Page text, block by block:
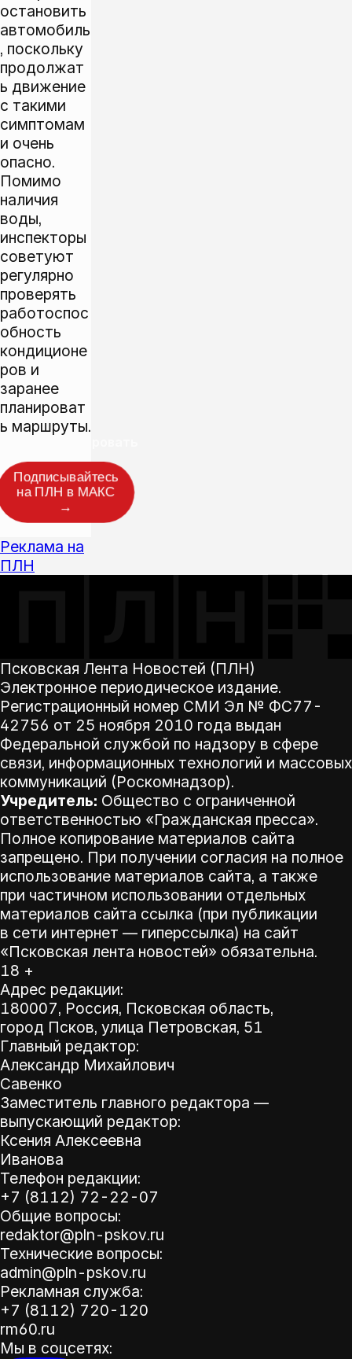
остановить
автомобиль
, поскольку
продолжат
ь движение
с такими
симптомам
и очень
опасно.
Помимо
наличия
воды,
инспекторы
советуют
регулярно
проверять
работоспос
обность
кондиционе
ров и
заранее
планироват
ь маршруты.
Подписывайтесь
на ПЛН в МАКС
→
Реклама на
ПЛН
Псковская Лента Новостей (ПЛН)
Электронное периодическое издание.
Регистрационный номер СМИ Эл № ФС77-
42756 от 25 ноября 2010 года выдан
Федеральной службой по надзору в сфере
связи, информационных технологий и массовых
коммуникаций (Роскомнадзор).
Учредитель: Общество с ограниченной
ответственностью «Гражданская пресса».
Полное копирование материалов сайта
запрещено. При получении согласия на полное
использование материалов сайта, а также
при частичном использовании отдельных
материалов сайта ссылка (при публикации
в сети интернет — гиперссылка) на сайт
«Псковская лента новостей» обязательна.
18 +
Адрес редакции:
180007, Россия, Псковская область,
город Псков, улица Петровская, 51
Главный редактор:
Александр Михайлович
Савенко
Заместитель главного редактора —
выпускающий редактор:
Ксения Алексеевна
Иванова
Телефон редакции:
+7 (8112) 72-22-07
Общие вопросы:
redaktor@pln-pskov.ru
Технические вопросы:
admin@pln-pskov.ru
Рекламная служба:
+7 (8112) 720-120
rm60.ru
Мы в соцсетях: